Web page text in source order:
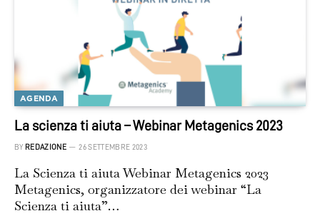
AGENDA
La scienza ti aiuta – Webinar Metagenics 2023
BY REDAZIONE 26 SETTEMBRE 2023
La Scienza ti aiuta Webinar Metagenics 2023
Metagenics, organizzatore dei webinar “La
Scienza ti aiuta”…